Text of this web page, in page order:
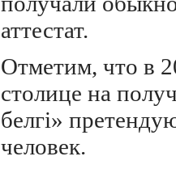
аттестат.
Отметим, что в
столице на
белгi»
человек.